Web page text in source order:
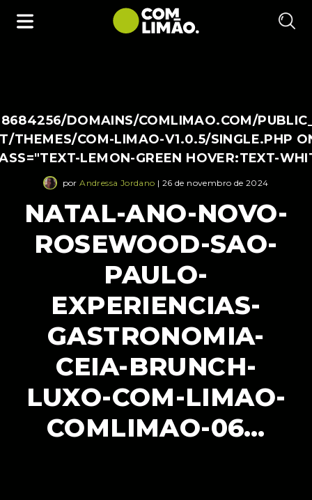
DOMAINS/COMLIMAO.COM/
THEMES/COM-LIMAO-V1.0.5/SINGLE.PHP
LEMON-GREEN HOVER:TEXT-
porAndressa Jordano | 26 de novembro de 2024
NATAL-ANO-NOVO-
ROSEWOOD-SAO-
PAULO-
EXPERIENCIAS-
GASTRONOMIA-
CEIA-BRUNCH-
LUXO-COM-LIMAO-
COMLIMAO-06…